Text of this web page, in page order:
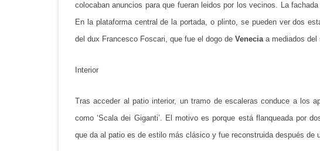
c
o
colocaban anuncios para que fueran leidos por los vecinos. La
En la plataforma central de la portada, o plinto, se pueden ver dos
del dux Francesco Foscari, que fue el dogo de Veneciaa mediados del
Interior
Tras acceder al patio interior, un tramo de escaleras conduce a los
como ‘Scala dei Giganti’. El motivo es porque está flanqueada por
que da al patio es de estilo más clásico y fue reconstruida después de